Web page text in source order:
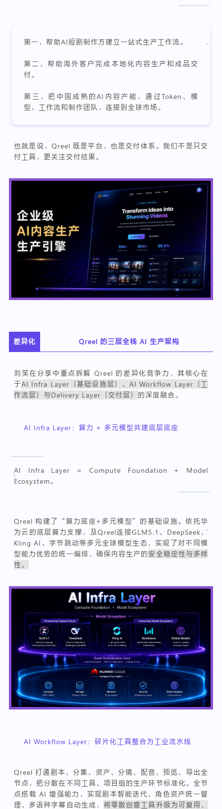
”
第一，帮助AI短剧制作方建立一站式生产工作流。
第二，帮助海外客户完成本地化内容生产和成品交
付。
第三，把中国成熟的AI内容产能，通过Token、模
型、工作流和制作团队，连接到全球市场。
也就是说，Qreel 既是平台，也是交付体系。我们不是只交
付工具，更关注交付结果。
差异化 Qreel 的三层全栈 AI 生产架构
刘笑在分享中重点拆解 Qreel 的差异化竞争力，其核心在
于AI Infra Layer（基础设施层）、AI Workflow Layer（工
作流层）与Delivery Layer（交付层） 的深度融合。
AI Infra Layer：算力 + 多元模型共建底层底座
“
AI Infra Layer = Compute Foundation + Model
Ecosystem。
”
Qreel 构建了“算力底座+多元模型”的基础设施。依托华
为云的底层算力支撑，及Qreel连接GLM5.1、DeepSeek、
Kling AI、字节跳动等多元全球模型生态，实现了对不同模
型能力优势的统一编排，确保内容生产的安全稳定性与多样
性。
AI Workflow Layer：碎片化工具整合为工业流水线
Qreel 打通剧本、分集、资产、分镜、配音、预览、导出全
节点，把分散在不同工具、项目组的生产环节标准化。全节
点搭载 AI 增强能力，实现剧本智能迭代、角色资产统一管
理、多语种字幕自动生成， 将零散创意工具升级为可复用、